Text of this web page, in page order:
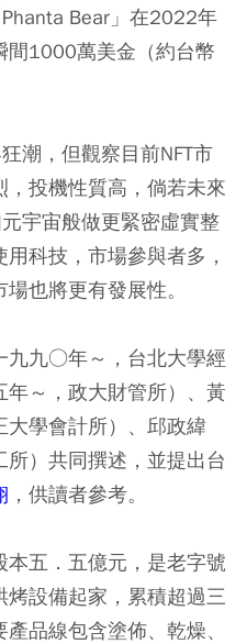
Bear」在2022年
間1000萬美金（約台幣
潮，但觀察目前NFT市
投機性質高，倘若未來
宇宙般做更緊密虛實整
科技，市場參與者多，
也將更有發展性。
九九○年～，台北大學經
～，政大財管所）、黃
學會計所）、邱政緯
所）共同撰述，並提出台
，供讀者參考。
五．五億元，是老字號
設備起家，累積超過三
品線包含塗佈、乾燥、